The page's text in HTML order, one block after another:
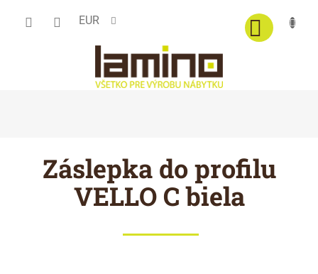
EUR
Záslepka do profilu
VELLO C biela